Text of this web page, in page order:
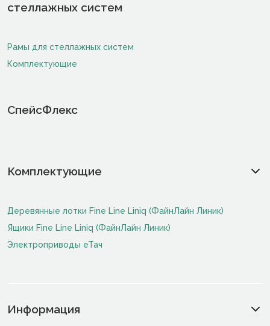
стеллажных систем
Рамы для стеллажных систем
Комплектующие
СпейсФлекс
Комплектующие
Деревянные лотки Fine Line Liniq (ФайнЛайн Линик)
Ящики Fine Line Liniq (ФайнЛайн Линик)
Электроприводы еТач
Информация